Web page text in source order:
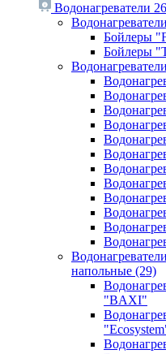
Водонагреватели
Бойлеры
Бойлеры
напольные (29)
"BAXI"